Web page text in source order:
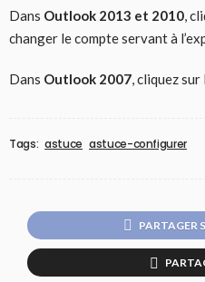
Dans Outlook 2013 et 2010,
changer le compte servant à
Dans Outlook 2007, cliquez
Tags: astuce astuce-configurer
PARTAGER